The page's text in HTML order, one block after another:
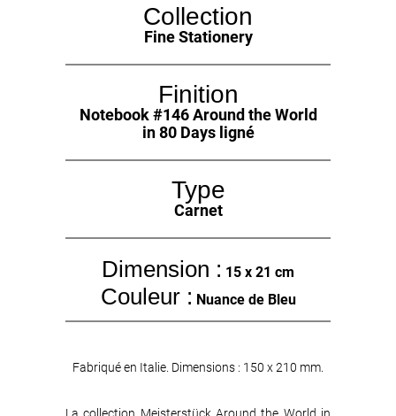
Collection
Fine Stationery
Finition
Notebook #146 Around the World
in 80 Days ligné
Type
Carnet
Dimension : 15 x 21 cm
Couleur : Nuance de Bleu
Fabriqué en Italie. Dimensions : 150 x 210 mm.